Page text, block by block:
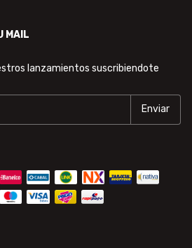
MAIL
lanzamientos suscribiendote